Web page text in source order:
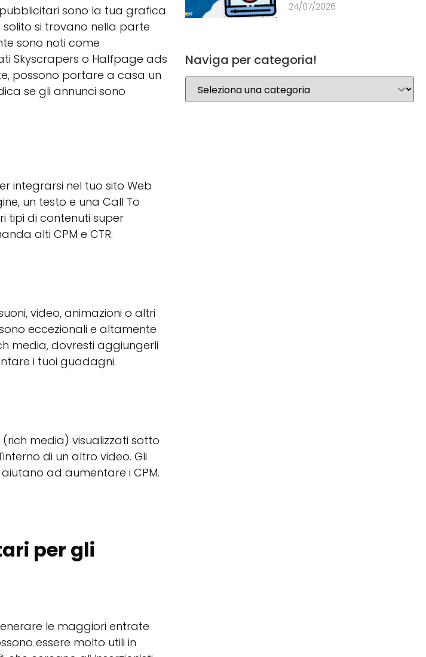
sono la tua grafica
si trovano nella parte
sono noti come
Skyscrapers o Halfpage ads
possono portare a casa un
se gli annunci sono
integrarsi nel tuo sito Web
un testo e una Call To
tipi di contenuti super
alti CPM e CTR.
video, animazioni o altri
eccezionali e altamente
media, dovresti aggiungerli
i tuoi guadagni.
media) visualizzati sotto
di un altro video. Gli
ad aumentare i CPM.
per gli
le maggiori entrate
essere molto utili in
24/07/2026
Naviga per categoria!